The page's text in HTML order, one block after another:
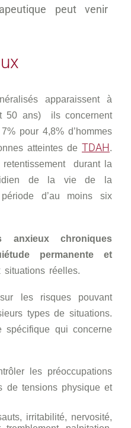
peut venir
apparaissent à
50 ans) ils concernent
pour 4,8% d’hommes
atteintes de TDAH.
retentissement durant la
de la vie de la
d’au moins six
anxieux chroniques
permanente et
situations réelles.
les risques pouvant
types de situations.
spécifique qui concerne
les préoccupations
de tensions physique et
irritabilité, nervosité,